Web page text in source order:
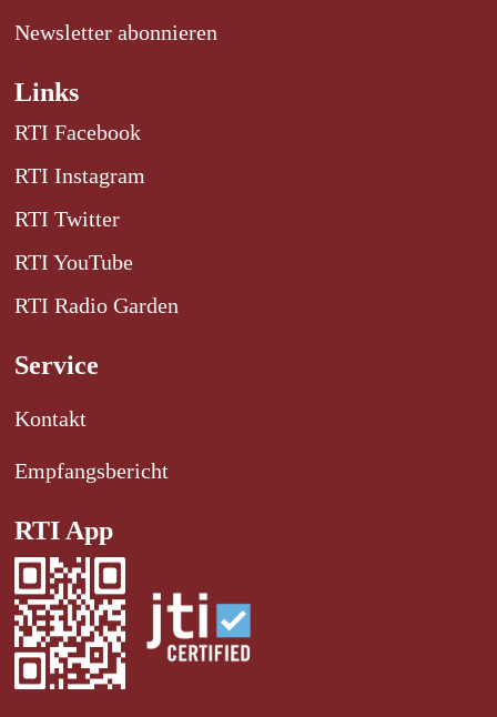
Newsletter abonnieren
Links
RTI Facebook
RTI Instagram
RTI Twitter
RTI YouTube
RTI Radio Garden
Service
Kontakt
Empfangsbericht
RTI App